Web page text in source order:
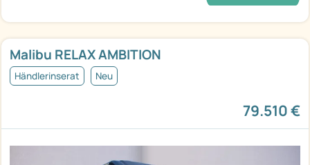
Malibu RELAX AMBITION
Händlerinserat Neu
79.510 €